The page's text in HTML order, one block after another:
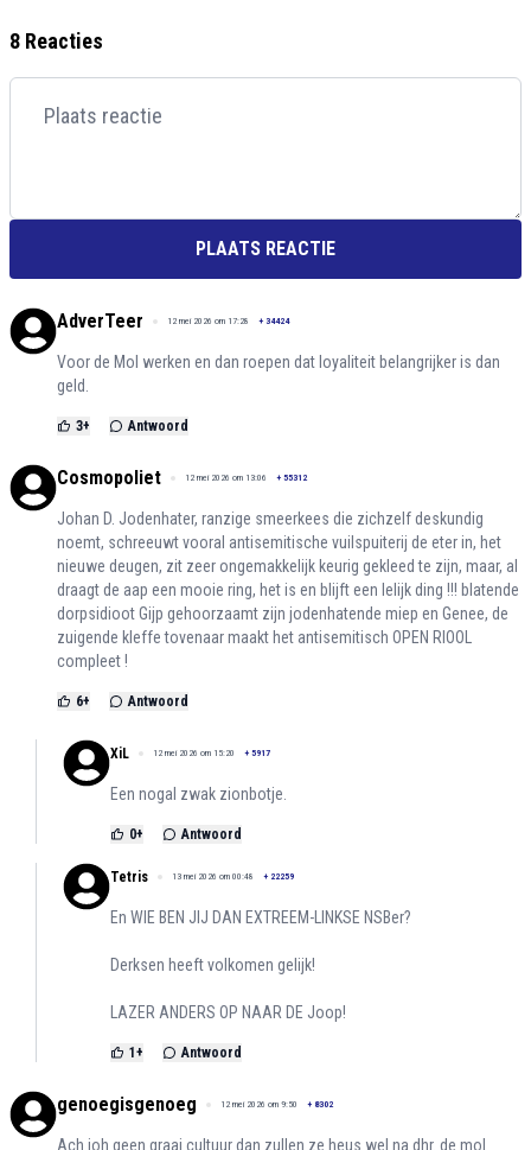
8 Reacties
PLAATS REACTIE
AdverTeer 12 mei 2026 om 17:28 + 34424
Voor de Mol werken en dan roepen dat loyaliteit belangrijker is dan
geld.
3+ Antwoord
Cosmopoliet 12 mei 2026 om 13:06 + 55312
Johan D. Jodenhater, ranzige smeerkees die zichzelf deskundig
noemt, schreeuwt vooral antisemitische vuilspuiterij de eter in, het
nieuwe deugen, zit zeer ongemakkelijk keurig gekleed te zijn, maar, al
draagt de aap een mooie ring, het is en blijft een lelijk ding !!! blatende
dorpsidioot Gijp gehoorzaamt zijn jodenhatende miep en Genee, de
zuigende kleffe tovenaar maakt het antisemitisch OPEN RIOOL
compleet !
6+ Antwoord
XiL 12 mei 2026 om 15:20 + 5917
Een nogal zwak zionbotje.
0+ Antwoord
Tetris 13 mei 2026 om 00:48 + 22259
En WIE BEN JIJ DAN EXTREEM-LINKSE NSBer?
Derksen heeft volkomen gelijk!
LAZER ANDERS OP NAAR DE Joop!
1 + Antwoord
genoegisgenoeg 12 mei 2026 om 9:50 + 8302
Ach joh geen graai cultuur dan zullen ze heus wel na dhr. de mol